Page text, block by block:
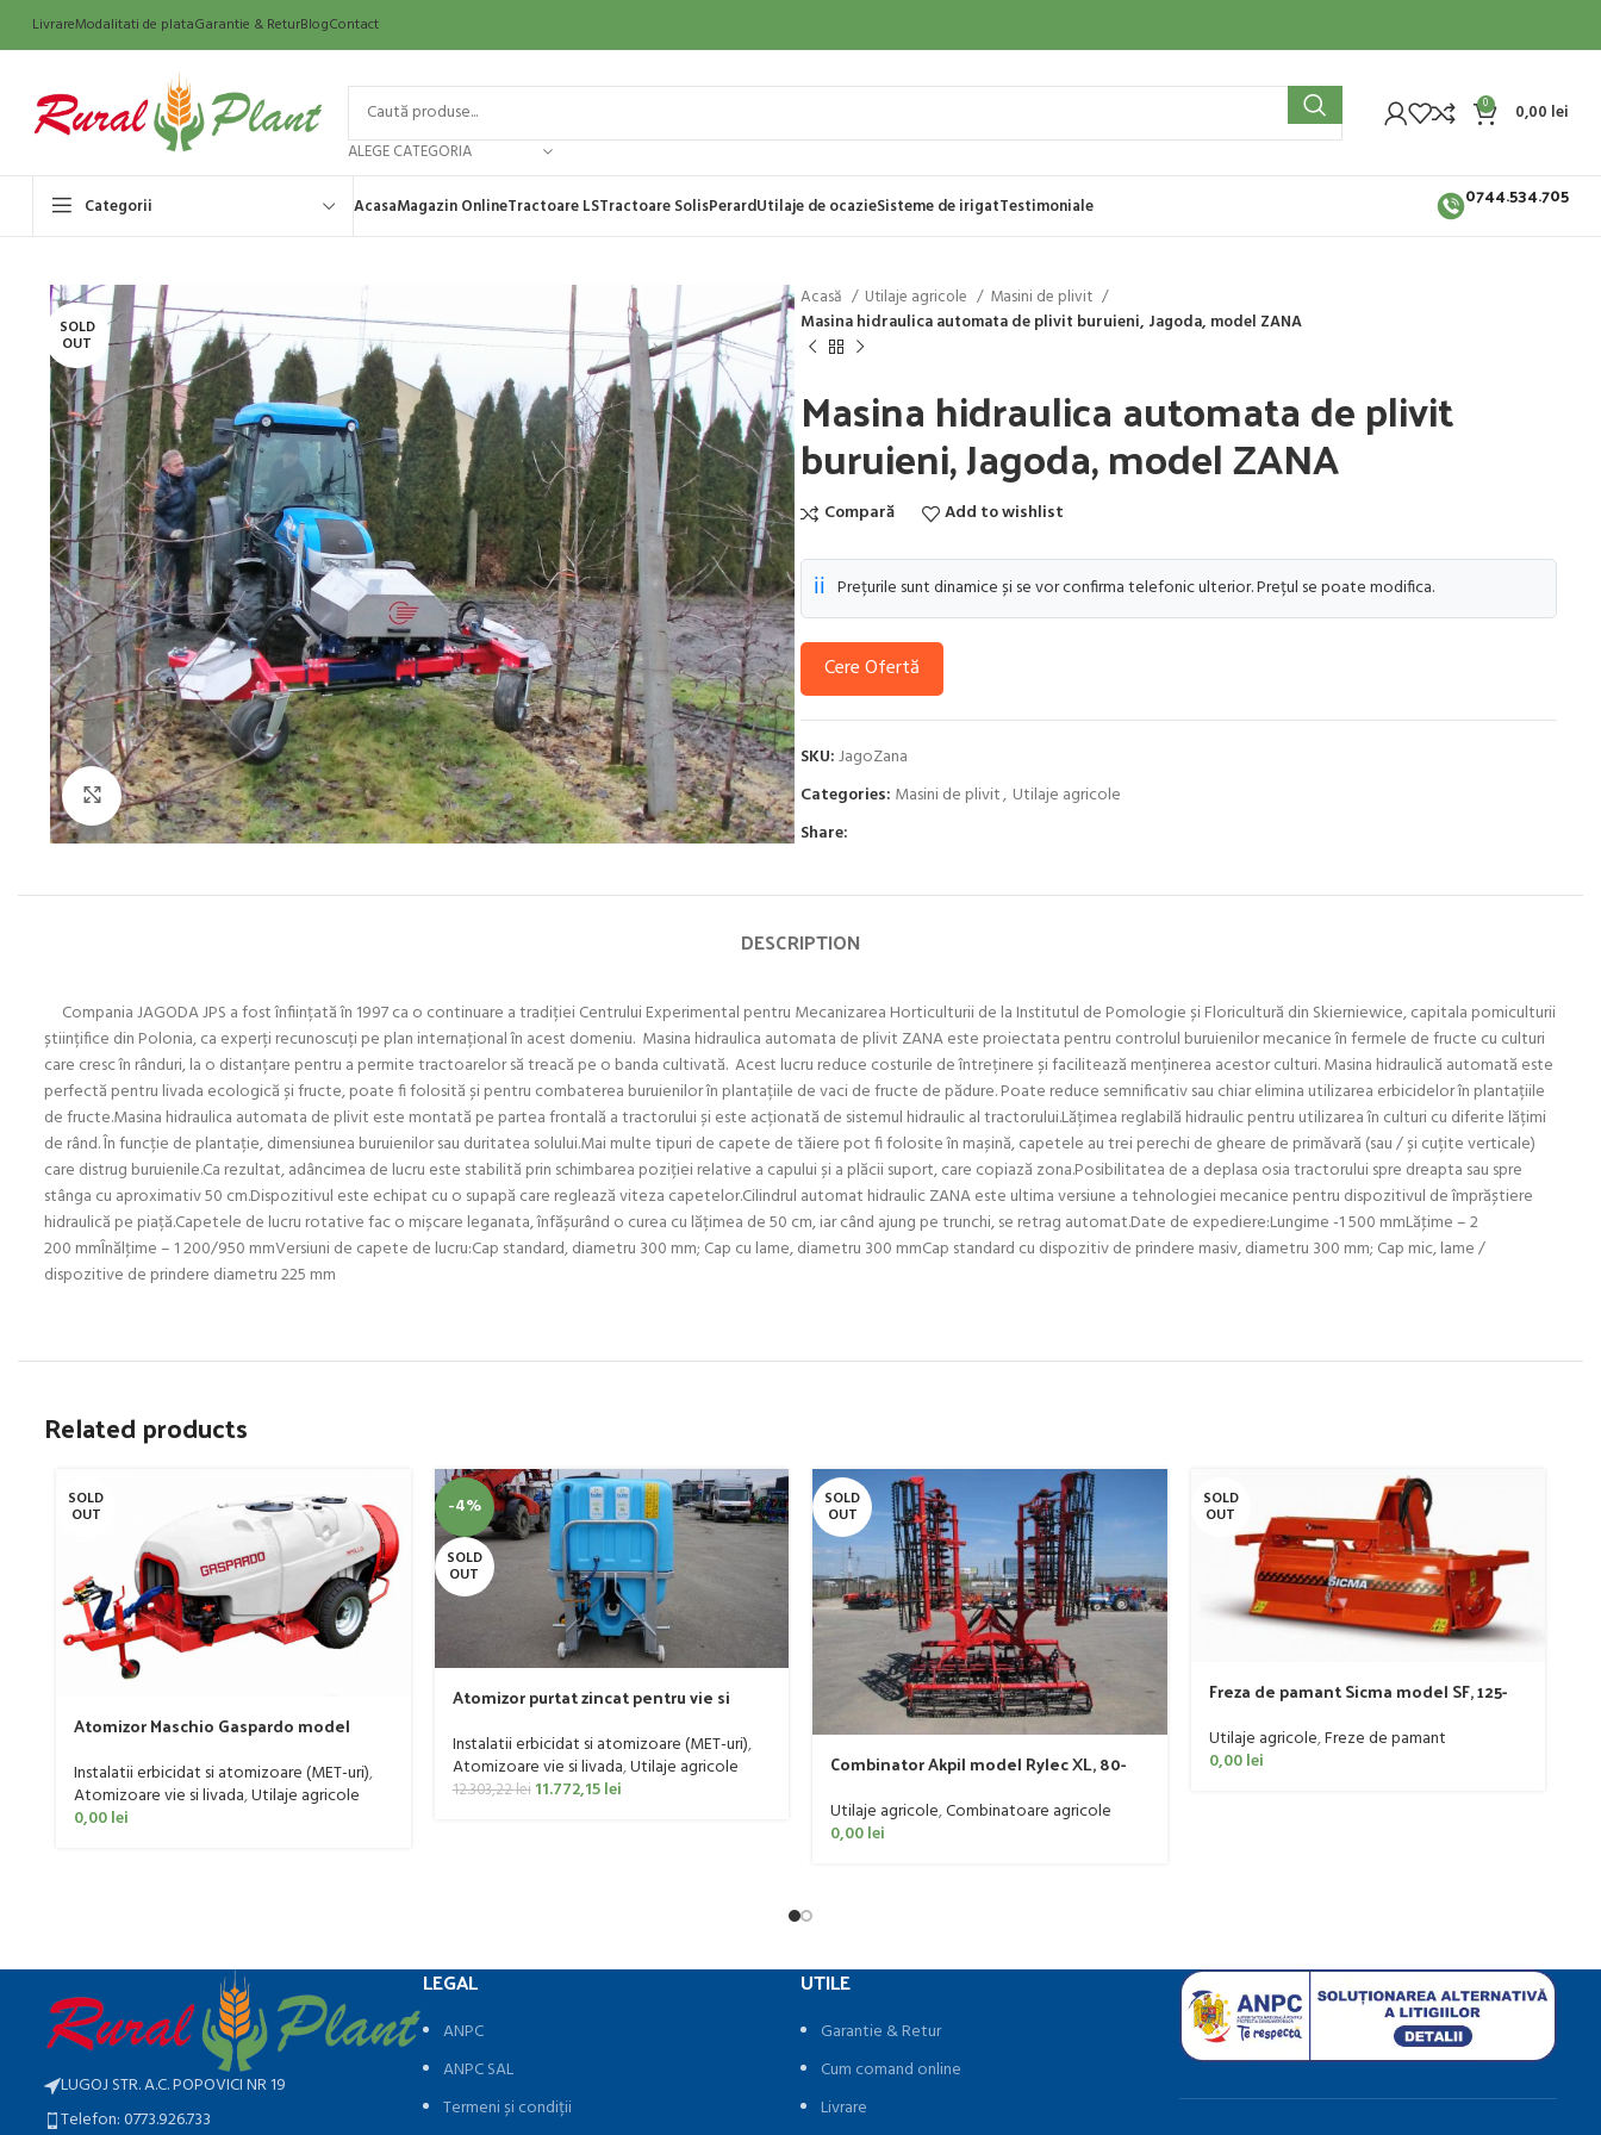
LivrareModalitati de plataGarantie & ReturBlogContact
ALEGE CATEGORIA
0 0,00 lei
Categorii AcasaMagazin OnlineTractoare LSTractoare SolisPerardUtilaje de ocazieSisteme de irigatTestimoniale 0744.534.705
SOLD
OUT
Click to enlarge
Acasă Utilaje agricole
Masini de plivit
Masina hidraulica automata de plivit buruieni, Jagoda, model ZANA
Masina hidraulica automata de plivit
buruieni, Jagoda, model ZANA
Compară Add to wishlist
ℹ️ Prețurile sunt dinamice și se vor confirma telefonic ulterior. Prețul se poate modifica.
Cere Ofertă
SKU:JagoZana
Categories: Masini de plivit, Utilaje agricole
Share:
DESCRIPTION
Compania JAGODA JPS a fost înființată în 1997 ca o continuare a tradiției Centrului Experimental pentru Mecanizarea Horticulturii de la Institutul de Pomologie și Floricultură din Skierniewice, capitala pomiculturii
științifice din Polonia, ca experți recunoscuți pe plan internațional în acest domeniu. Masina hidraulica automata de plivit ZANA este proiectata pentru controlul buruienilor mecanice în fermele de fructe cu culturi
care cresc în rânduri, la o distanțare pentru a permite tractoarelor să treacă pe o banda cultivată. Acest lucru reduce costurile de întreținere și facilitează menținerea acestor culturi. Masina hidraulică automată este
perfectă pentru livada ecologică și fructe, poate fi folosită și pentru combaterea buruienilor în plantațiile de vaci de fructe de pădure. Poate reduce semnificativ sau chiar elimina utilizarea erbicidelor în plantațiile
de fructe.Masina hidraulica automata de plivit este montată pe partea frontală a tractorului și este acționată de sistemul hidraulic al tractorului.Lățimea reglabilă hidraulic pentru utilizarea în culturi cu diferite lățimi
de rând. În funcție de plantație, dimensiunea buruienilor sau duritatea solului.Mai multe tipuri de capete de tăiere pot fi folosite în mașină, capetele au trei perechi de gheare de primăvară (sau / și cuțite verticale)
care distrug buruienile.Ca rezultat, adâncimea de lucru este stabilită prin schimbarea poziției relative a capului și a plăcii suport, care copiază zona.Posibilitatea de a deplasa osia tractorului spre dreapta sau spre
stânga cu aproximativ 50 cm.Dispozitivul este echipat cu o supapă care reglează viteza capetelor.Cilindrul automat hidraulic ZANA este ultima versiune a tehnologiei mecanice pentru dispozitivul de împrăștiere
hidraulică pe piață.Capetele de lucru rotative fac o mișcare leganata, înfășurând o curea cu lățimea de 50 cm, iar când ajung pe trunchi, se retrag automat.Date de expediere:Lungime -1 500 mmLăţime – 2
200 mmÎnălţime – 1 200/950 mmVersiuni de capete de lucru:Cap standard, diametru 300 mm; Cap cu lame, diametru 300 mmCap standard cu dispozitiv de prindere masiv, diametru 300 mm; Cap mic, lame /
dispozitive de prindere diametru 225 mm
Related products
SOLD
OUT
Atomizor Maschio Gaspardo model
Instalatii erbicidat si atomizoare (MET-uri),
Atomizoare vie si livada,Utilaje agricole
0,00lei
-4%
SOLD
OUT
Atomizor purtat zincat pentru vie si
Instalatii erbicidat si atomizoare (MET-uri),
Atomizoare vie si livada,Utilaje agricole
12.303,22lei 11.772,15lei
SOLD
OUT
Combinator Akpil model Rylec XL, 80-
Utilaje agricole,Combinatoare agricole
0,00lei
SOLD
OUT
Freza de pamant Sicma model SF, 125-
Utilaje agricole,Freze de pamant
0,00lei
LUGOJ STR. A.C. POPOVICI NR 19
Telefon: 0773.926.733
LEGAL
ANPC
ANPC SAL
Termeni și condiții
UTILE
Garantie & Retur
Cum comand online
Livrare